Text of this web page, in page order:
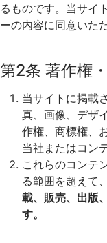
るものです。当サイ
ーの内容に同意いた
第2条 著作権
当サイトに掲載
真、画像、デザ
作権、商標権、
当社またはコン
これらのコンテ
る範囲を超えて、
載、販売、出版
す。